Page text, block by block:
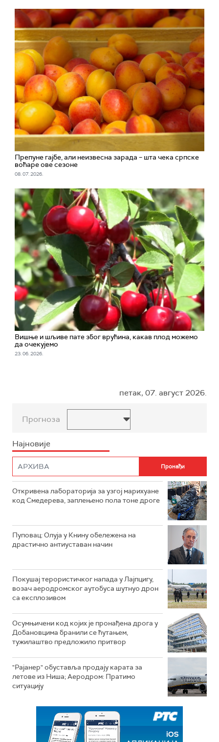
Препуне гајбе, али неизвесна зарада – шта чека српске
воћаре ове сезоне
08. 07. 2026.
Вишње и шљиве пате због врућина, какав плод можемо
да очекујемо
23. 06. 2026.
петак, 07. август 2026.
Прогноза
Најновије
Откривена лабораторија за узгој марихуане
код Смедерева, заплењено пола тоне дроге
Пуповац: Олуја у Книну обележена на
драстично антиуставан начин
Покушај терористичког напада у Лајпцигу,
возач аеродромског аутобуса шутнуо дрон
са експлозивом
Осумњичени код којих је пронађена дрога у
Добановцима бранили се ћутањем,
тужилаштво предложило притвор
"Рајанер" обуставља продају карата за
летове из Ниша; Аеродром: Пратимо
ситуацију